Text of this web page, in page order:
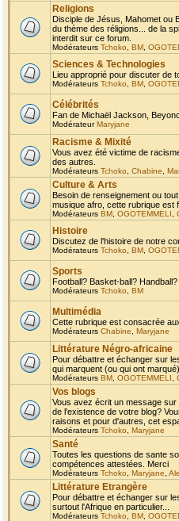
Religions
Disciple de Jésus, Mahomet ou
du thème des réligions... de la
interdit sur ce forum.
Modérateurs Tchoko BM
Sciences & Technologies
Lieu approprié pour discuter de
Modérateurs Tchoko BM
Célébrités
Fan de Michaël Jackson,
ModérateurMaryjane
Racisme & Mixité
Vous avez été victime de
des autres.
Modérateurs Tchoko Chabine
Culture & Arts
Besoin de renseignement ou
musique afro, cette rubrique est
Modérateurs BM OGOTEMMELI
Histoire
Discutez de l'histoire de notre
Modérateurs Tchoko BM
Sports
Football? Basket-ball?
Modérateurs Tchoko BM
Multimédia
Cette rubrique est consacrée
Modérateurs Chabine Maryjane
Littérature Négro-africaine
Pour débattre et échanger sur
qui marquent (ou qui ont
Modérateurs BM OGOTEMMELI
Vos blogs
Vous avez écrit un message
de l'existence de votre blog?
raisons et pour d'autres, cet
Modérateurs Tchoko Maryjane
Santé
Toutes les questions de sante
compétences attestées. Merci
Modérateurs Tchoko Maryjane
Littérature Etrangère
Pour débattre et échanger sur
surtout l'Afrique en particulier...
Modérateurs Tchoko BM